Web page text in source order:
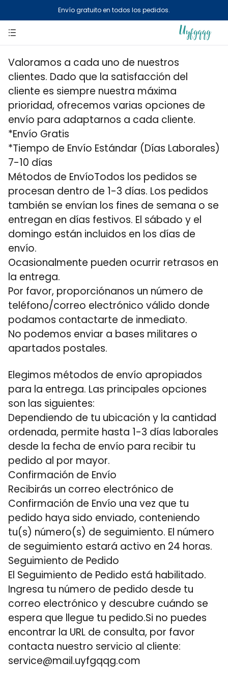
Envío gratuito en todos los pedidos.
Valoramos a cada uno de nuestros
clientes. Dado que la satisfacción del
cliente es siempre nuestra máxima
prioridad, ofrecemos varias opciones de
envío para adaptarnos a cada cliente.
*Envío Gratis
*Tiempo de Envío Estándar (Días Laborales)
7-10 días
Métodos de EnvíoTodos los pedidos se
procesan dentro de 1-3 días. Los pedidos
también se envían los fines de semana o se
entregan en días festivos. El sábado y el
domingo están incluidos en los días de
envío.
Ocasionalmente pueden ocurrir retrasos en
la entrega.
Por favor, proporciónanos un número de
teléfono/correo electrónico válido donde
podamos contactarte de inmediato.
No podemos enviar a bases militares o
apartados postales.
Elegimos métodos de envío apropiados
para la entrega. Las principales opciones
son las siguientes:
Dependiendo de tu ubicación y la cantidad
ordenada, permite hasta 1-3 días laborales
desde la fecha de envío para recibir tu
pedido al por mayor.
Confirmación de Envío
Recibirás un correo electrónico de
Confirmación de Envío una vez que tu
pedido haya sido enviado, conteniendo
tu(s) número(s) de seguimiento. El número
de seguimiento estará activo en 24 horas.
Seguimiento de Pedido
El Seguimiento de Pedido está habilitado.
Ingresa tu número de pedido desde tu
correo electrónico y descubre cuándo se
espera que llegue tu pedido.Si no puedes
encontrar la URL de consulta, por favor
contacta nuestro servicio al cliente:
service@mail.uyfgqqg.com